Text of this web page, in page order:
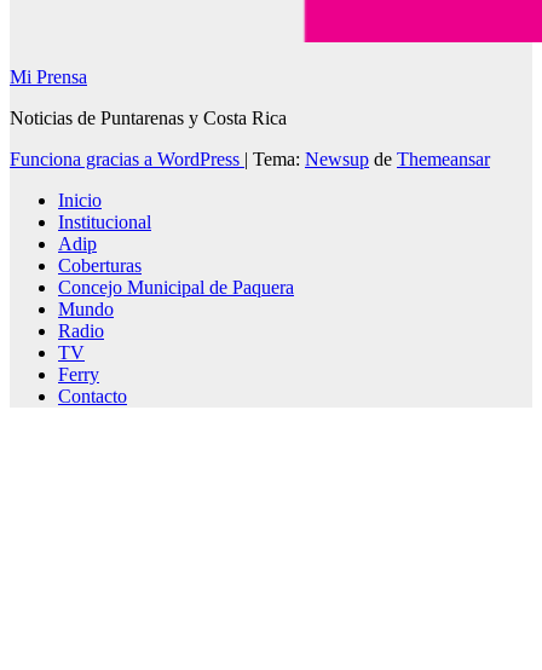
Mi Prensa
Noticias de Puntarenas y Costa Rica
Funciona gracias a WordPress | Tema: Newsup de Themeansar
Inicio
Institucional
Adip
Coberturas
Concejo Municipal de Paquera
Mundo
Radio
TV
Ferry
Contacto